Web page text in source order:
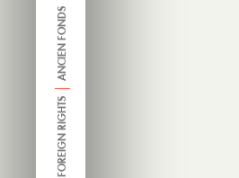
ANCIEN FONDS
FOREIGN RIGHTS